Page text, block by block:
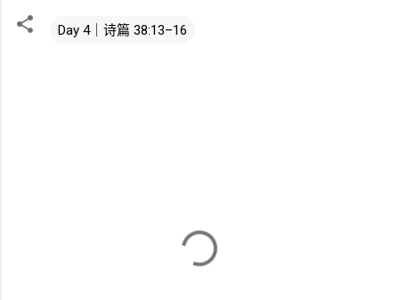
Day 4｜诗篇 38:13–16